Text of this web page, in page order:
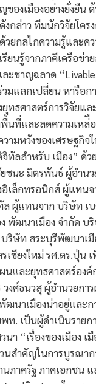
องเมืองอย่างยั่งยืน ด้
าว ทีมนักวิจัยโครง
ยกลไกความรู้และค
รียนรู้จากภาคีเครือข่า
ะชาญฉลาด “Livable
มแลกเปลี่ยน หารือก
ทธศาสตร์การวิจัยแล
นที่และลดความเหล่ื
วามหวังของเศรษฐกิ
ทัลสำหรับ เมือง” ด้ว
ชนะ มิตรพันธ์ ผู้อำนว
เล็กทรอนิกส์ ผู้แทนจ
ล ผู้แทนจาก บริษัท เ
พัฒนาเมือง จำกัด
ริษัท สระบุรีพัฒนาเ
เชียงใหม่ รศ.ดร.ปุ่น
นและยุทธศาสตร์อง
งศ์ธนวสุ ผู้อำนวยกา
ฒนาเมืองน่าอยู่และก
ท. เป็นผู้ดำเนินรายก
เรื่องของเมือง เมื
สำคัญในการบูรณาก
นภาครัฐ ภาคเอกชน